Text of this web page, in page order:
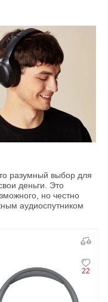
разумный выбор для
деньги. Это
но честно
аудиоспутником
22